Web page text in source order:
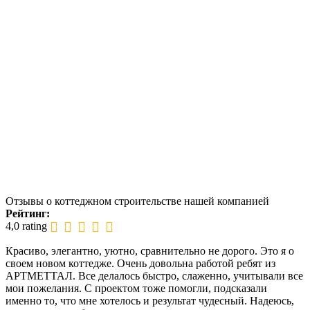
Отзывы о коттеджном строительстве нашей компанией
Рейтинг:
4,0 rating
Красиво, элегантно, уютно, сравнительно не дорого. Это я о
своем новом коттедже. Очень довольна работой ребят из
АРТМЕТТАЛ. Все делалось быстро, слаженно, учитывали все
мои пожелания. С проектом тоже помогли, подсказали
именно то, что мне хотелось и результат чудесный. Надеюсь,